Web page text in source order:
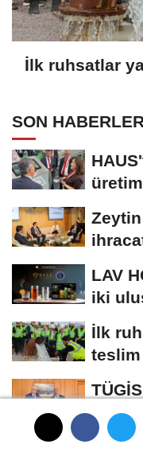
İlk ruhsatlar
SON HABERLER
LAV
iki
İlk